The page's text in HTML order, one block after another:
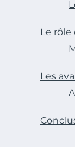
Le
Les